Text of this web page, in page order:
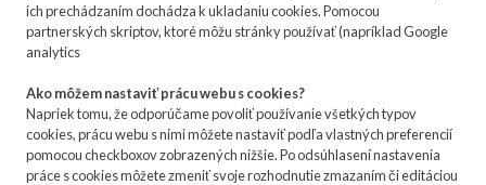
ich prechádzaním dochádza k ukladaniu cookies. Pomocou
partnerských skriptov, ktoré môžu stránky používať (napríklad Google
analytics
Ako môžem nastaviť prácu webu s cookies?
Napriek tomu, že odporúčame povoliť používanie všetkých typov
cookies, prácu webu s nimi môžete nastaviť podľa vlastných preferencií
pomocou checkboxov zobrazených nižšie. Po odsúhlasení nastavenia
práce s cookies môžete zmeniť svoje rozhodnutie zmazaním či editáciou